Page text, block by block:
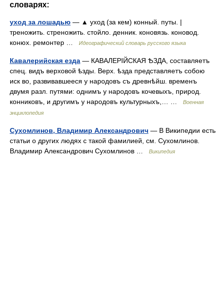
словарях:
уход за лошадью — ▲ уход (за кем) конный. путы. |
треножить. стреножить. стойло. денник. коновязь. коновод.
конюх. ремонтер …
Идеографический словарь русского языка
Кавалерийская езда — КАВАЛЕРІЙСКАЯ ѢЗДА, составляетъ
спец. видъ верховой ѣзды. Верх. ѣзда представляетъ собою
иск во, развивавшееся у народовъ съ древнѣйш. временъ
двумя разл. путями: однимъ у народовъ кочевыхъ, природ.
конниковъ, и другимъ у народовъ культурныхъ,… …
Военная
энциклопедия
Сухомлинов, Владимир Александрович — В Википедии есть
статьи о других людях с такой фамилией, см. Сухомлинов.
Владимир Александрович Сухомлинов …
Википедия